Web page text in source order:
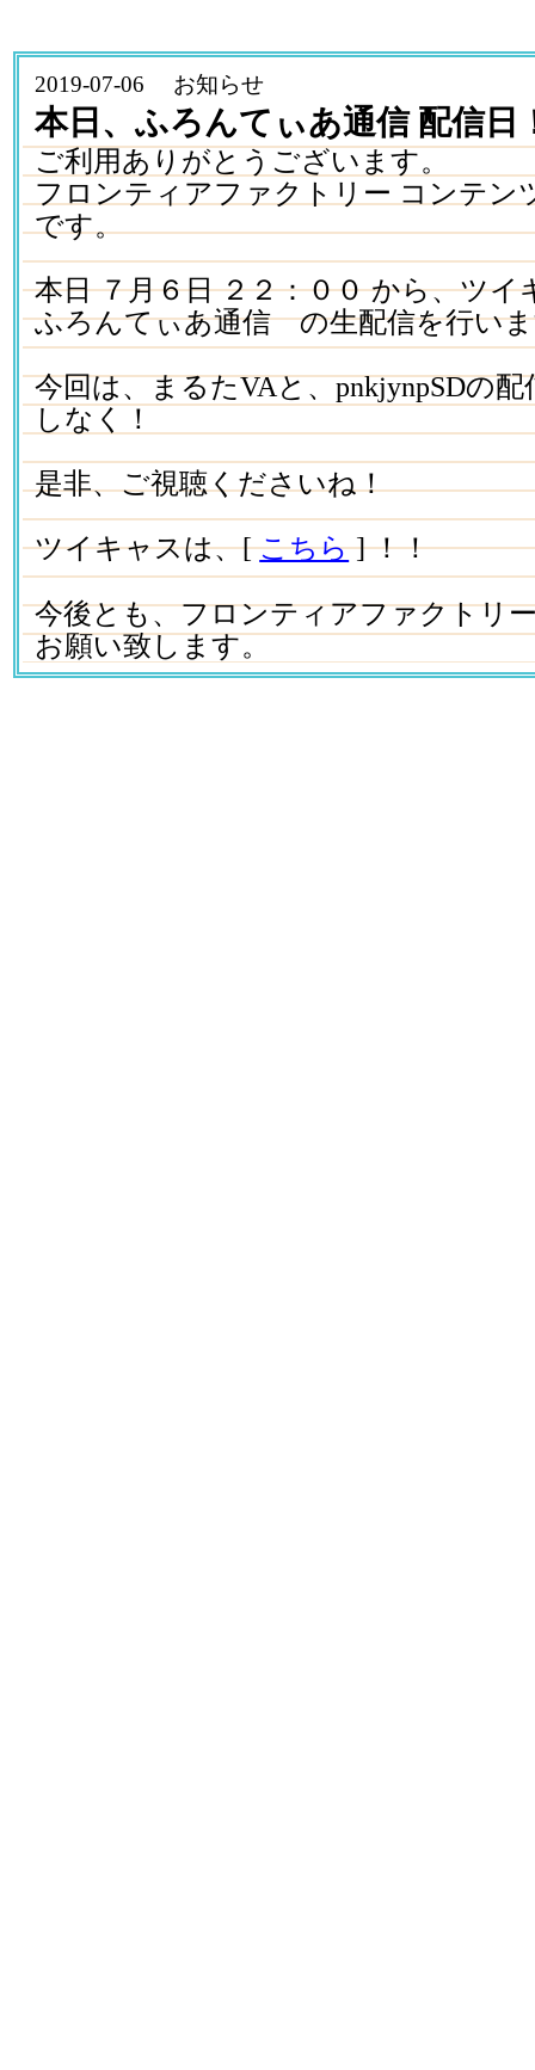
2019-07-06 お知らせ
本日、ふろんてぃあ通信 配信日
ご利用ありがとうございます。
フロンティアファクトリー コンテン
です。
本日 ７月６日 ２２：００ から、ツイ
ふろんてぃあ通信 の生配信を行い
今回は、まるたVAと、pnkjynpSDの
しなく！
是非、ご視聴くださいね！
ツイキャスは、[こちら] ！！
今後とも、フロンティアファクトリ
お願い致します。